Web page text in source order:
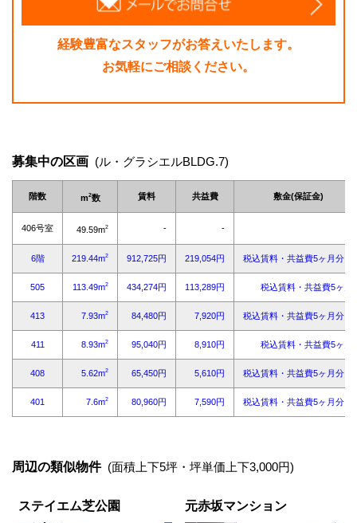
経験豊富なスタッフがお答えいたします。
お気軽にご相談ください。
募集中の区画 (ル・グラシエルBLDG.7)
周辺の類似物件 (面積上下5坪・坪単価上下3,000円)